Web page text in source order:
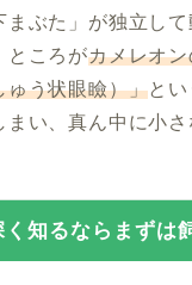
まぶた」が独立し
ところがカメレオ
ゅう状眼瞼）」と
い、真ん中に小
知るならまずは